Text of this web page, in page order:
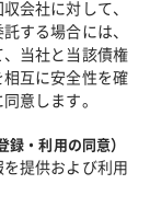
会社に対して、
する場合には、
当社と当該債権
互に安全性を確
意します。
録・利用の同意）
提供および利用